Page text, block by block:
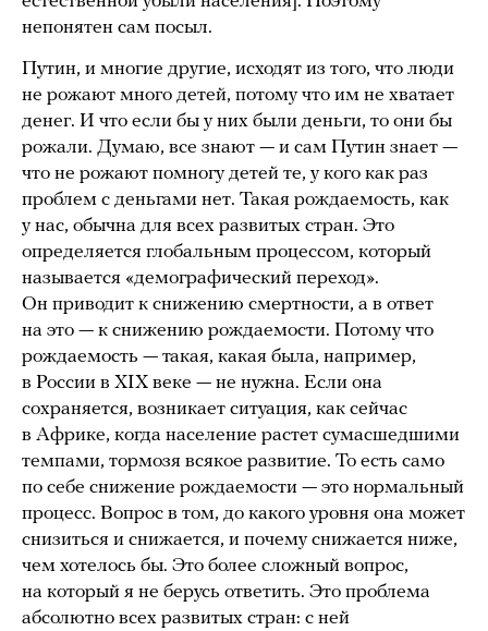
непонятен сам посыл.
Путин, и многие другие, исходят из того, что люди
не рожают много детей, потому что им не хватает
денег. И что если бы у них были деньги, то они бы
рожали. Думаю, все знают — и сам Путин знает —
что не рожают помногу детей те, у кого как раз
проблем с деньгами нет. Такая рождаемость, как
у нас, обычна для всех развитых стран. Это
определяется глобальным процессом, который
называется «демографический переход».
Он приводит к снижению смертности, а в ответ
на это — к снижению рождаемости. Потому что
рождаемость — такая, какая была, например,
в России в XIX веке — не нужна. Если она
сохраняется, возникает ситуация, как сейчас
в Африке, когда население растет сумасшедшими
темпами, тормозя всякое развитие. То есть само
по себе снижение рождаемости — это нормальный
процесс. Вопрос в том, до какого уровня она может
снизиться и снижается, и почему снижается ниже,
чем хотелось бы. Это более сложный вопрос,
на который я не берусь ответить. Это проблема
абсолютно всех развитых стран: с ней